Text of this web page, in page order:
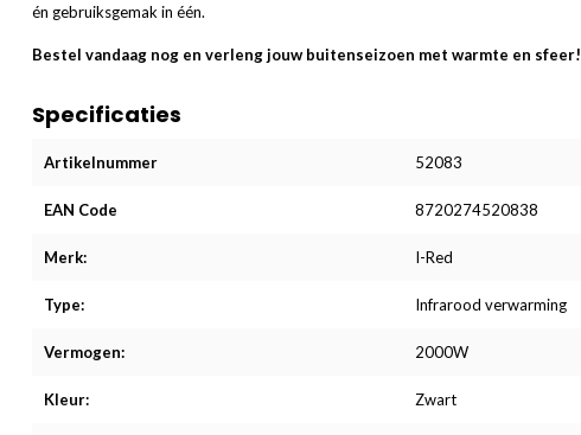
én gebruiksgemak in één.
Bestel vandaag nog en verleng jouw buitenseizoen met warmte en sfeer!
Specificaties
Artikelnummer 52083
EAN Code 8720274520838
Merk: I-Red
Type: Infrarood verwarming
Vermogen: 2000W
Kleur: Zwart